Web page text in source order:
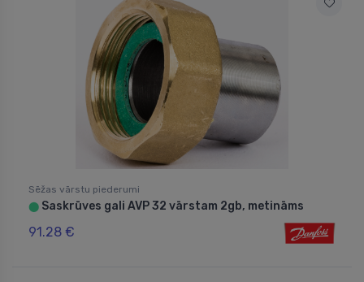
Sēžas vārstu piederumi
⬤ Saskrūves gali AVP 32 vārstam 2gb, metināms
91.28 €